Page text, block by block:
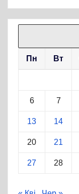
Пн Вт
6 7
13 14
20 21
27 28